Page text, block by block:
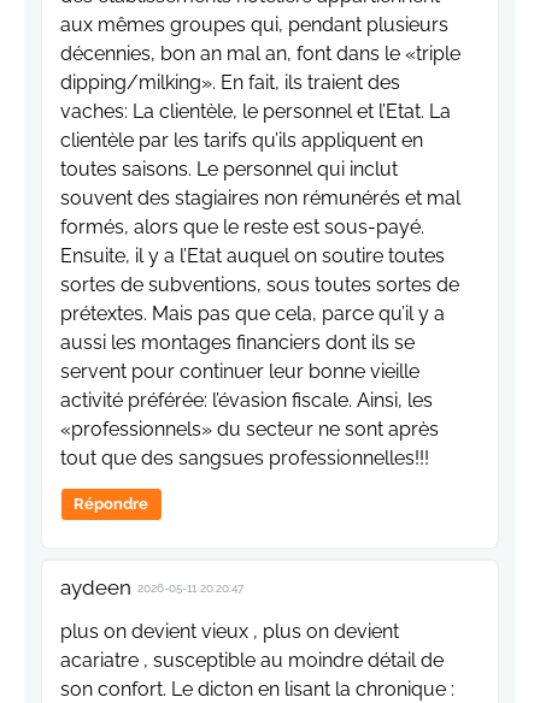
aux mêmes groupes qui, pendant plusieurs
décennies, bon an mal an, font dans le «triple
dipping/milking». En fait, ils traient des
vaches: La clientèle, le personnel et l’Etat. La
clientèle par les tarifs qu’ils appliquent en
toutes saisons. Le personnel qui inclut
souvent des stagiaires non rémunérés et mal
formés, alors que le reste est sous-payé.
Ensuite, il y a l’Etat auquel on soutire toutes
sortes de subventions, sous toutes sortes de
prétextes. Mais pas que cela, parce qu’il y a
aussi les montages financiers dont ils se
servent pour continuer leur bonne vieille
activité préférée: l’évasion fiscale. Ainsi, les
«professionnels» du secteur ne sont après
tout que des sangsues professionnelles!!!
Répondre
aydeen 2026-05-11 20:20:47
plus on devient vieux , plus on devient
acariatre , susceptible au moindre détail de
son confort. Le dicton en lisant la chronique :